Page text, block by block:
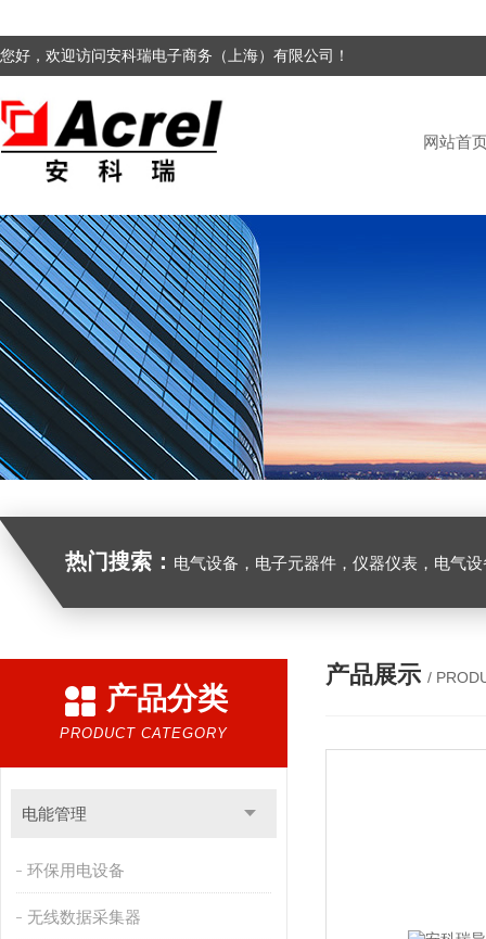
您好，欢迎访问安科瑞电子商务（上海）有限公司！
网站首
热门搜索： 电气设备，电子元器件，仪器仪表，电气
产品分类
PRODUCT CATEGORY
电能管理
环保用电设备
无线数据采集器
产品展示 /